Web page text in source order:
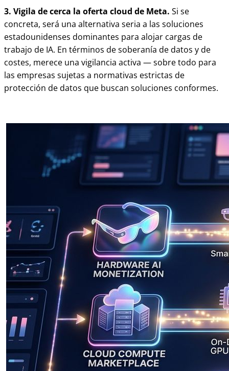
3. Vigila de cerca la oferta cloud de Meta. Si se
concreta, será una alternativa seria a las soluciones
estadounidenses dominantes para alojar cargas de
trabajo de IA. En términos de soberanía de datos y de
costes, merece una vigilancia activa — sobre todo para
las empresas sujetas a normativas estrictas de
protección de datos que buscan soluciones conformes.